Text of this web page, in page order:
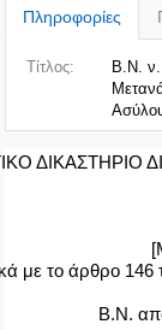
Πληροφορίες
Τίτλος:
B.N.
ΔΙΚΑΣΤΗΡΙΟ
με το άρθρο 146
B.N.